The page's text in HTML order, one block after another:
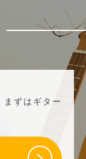
まずはギター